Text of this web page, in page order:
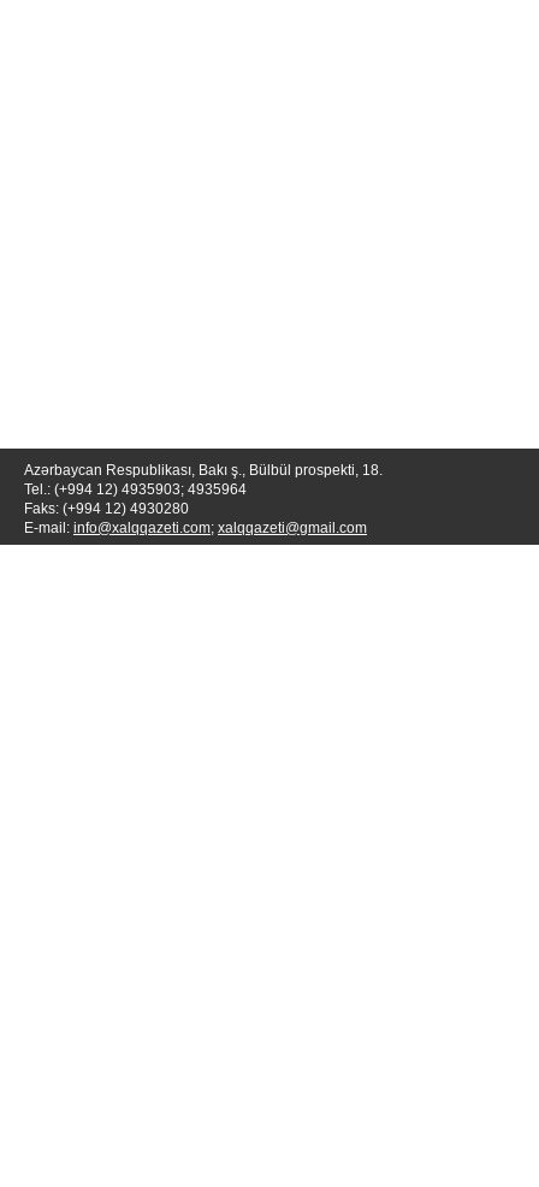
Azərbaycan Respublikası, Bakı ş., Bülbül prospekti, 18.
Tel.: (+994 12) 4935903; 4935964
Faks: (+994 12) 4930280
E-mail: info@xalqqazeti.com; xalqqazeti@gmail.com